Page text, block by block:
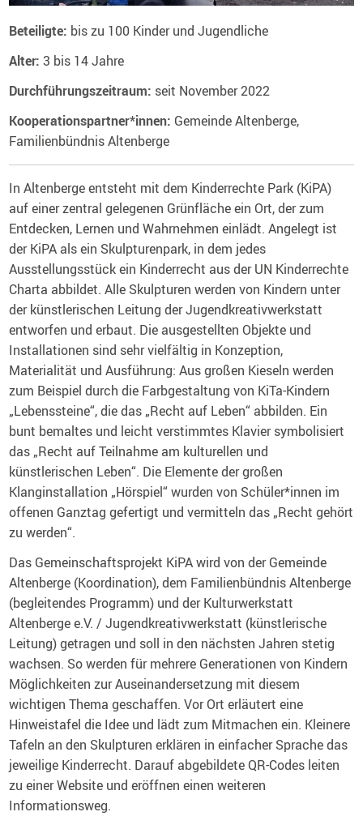
Beteiligte: bis zu 100 Kinder und Jugendliche
Alter: 3 bis 14 Jahre
Durchführungszeitraum: seit November 2022
Kooperationspartner*innen: Gemeinde Altenberge,
Familienbündnis Altenberge
In Altenberge entsteht mit dem Kinderrechte Park (KiPA)
auf einer zentral gelegenen Grünfläche ein Ort, der zum
Entdecken, Lernen und Wahrnehmen einlädt. Angelegt ist
der KiPA als ein Skulpturenpark, in dem jedes
Ausstellungsstück ein Kinderrecht aus der UN Kinderrechte
Charta abbildet. Alle Skulpturen werden von Kindern unter
der künstlerischen Leitung der Jugendkreativwerkstatt
entworfen und erbaut. Die ausgestellten Objekte und
Installationen sind sehr vielfältig in Konzeption,
Materialität und Ausführung: Aus großen Kieseln werden
zum Beispiel durch die Farbgestaltung von KiTa-Kindern
„Lebenssteine“, die das „Recht auf Leben“ abbilden. Ein
bunt bemaltes und leicht verstimmtes Klavier symbolisiert
das „Recht auf Teilnahme am kulturellen und
künstlerischen Leben“. Die Elemente der großen
Klanginstallation „Hörspiel“ wurden von Schüler*innen im
offenen Ganztag gefertigt und vermitteln das „Recht gehört
zu werden“.
Das Gemeinschaftsprojekt KiPA wird von der Gemeinde
Altenberge (Koordination), dem Familienbündnis Altenberge
(begleitendes Programm) und der Kulturwerkstatt
Altenberge e.V. / Jugendkreativwerkstatt (künstlerische
Leitung) getragen und soll in den nächsten Jahren stetig
wachsen. So werden für mehrere Generationen von Kindern
Möglichkeiten zur Auseinandersetzung mit diesem
wichtigen Thema geschaffen. Vor Ort erläutert eine
Hinweistafel die Idee und lädt zum Mitmachen ein. Kleinere
Tafeln an den Skulpturen erklären in einfacher Sprache das
jeweilige Kinderrecht. Darauf abgebildete QR-Codes leiten
zu einer Website und eröffnen einen weiteren
Informationsweg.